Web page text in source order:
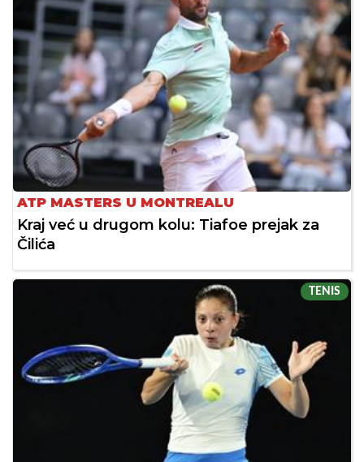
ATP MASTERS U MONTREALU
Kraj već u drugom kolu: Tiafoe prejak za
Čilića
TENIS